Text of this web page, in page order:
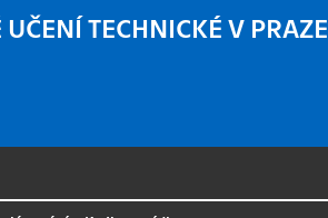
UČENÍ TECHNICKÉ V PRAZE